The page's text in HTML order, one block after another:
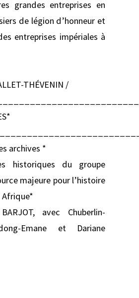
grandes entreprises en
de légion d’honneur et
entreprises impériales à
THÉVENIN /
archives *
historiques du groupe
majeure pour l’histoire
Afrique*
avec Chuberlin-
Emane et Dariane